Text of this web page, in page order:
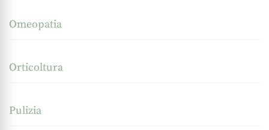
Omeopatia
Orticoltura
Pulizia